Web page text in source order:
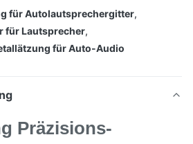
für Autolautsprechergitter,
für Lautsprecher,
für Auto-Audio
Präzisions-